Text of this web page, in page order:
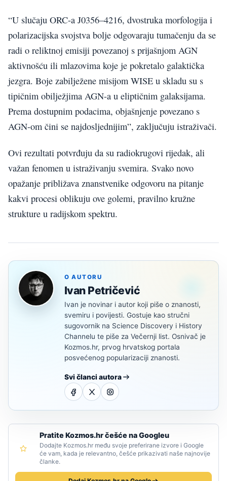
“U slučaju ORC-a J0356–4216, dvostruka morfologija i
polarizacijska svojstva bolje odgovaraju tumačenju da se
radi o reliktnoj emisiji povezanoj s prijašnjom AGN
aktivnošću ili mlazovima koje je pokretalo galaktička
jezgra. Boje zabilježene misijom WISE u skladu su s
tipičnim obilježjima AGN-a u eliptičnim galaksijama.
Prema dostupnim podacima, objašnjenje povezano s
AGN-om čini se najdosljednijim”, zaključuju istraživači.
Ovi rezultati potvrđuju da su radiokrugovi rijedak, ali
važan fenomen u istraživanju svemira. Svako novo
opažanje približava znanstvenike odgovoru na pitanje
kakvi procesi oblikuju ove golemi, pravilno kružne
strukture u radijskom spektru.
O AUTORU
Ivan Petričević
Ivan je novinar i autor koji piše o znanosti,
svemiru i povijesti. Gostuje kao stručni
sugovornik na Science Discovery i History
Channelu te piše za Večernji list. Osnivač je
Kozmos.hr, prvog hrvatskog portala
posvećenog popularizaciji znanosti.
Svi članci autora
Pratite Kozmos.hr češće na Googleu
Dodajte Kozmos.hr među svoje preferirane izvore i Google
će vam, kada je relevantno, češće prikazivati naše najnovije
članke.